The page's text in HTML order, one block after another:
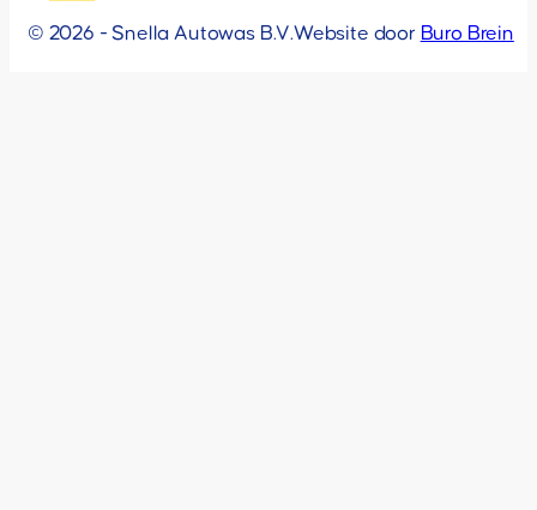
© 2026 - Snella Autowas B.V.Website door Buro Brein